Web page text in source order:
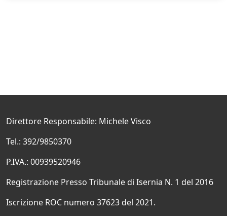
Direttore Responsabile: Michele Visco
Tel.: 392/9850370
P.IVA.: 00939520946
Registrazione Presso Tribunale di Isernia N. 1 del 2016
Iscrizione ROC numero 37623 del 2021.